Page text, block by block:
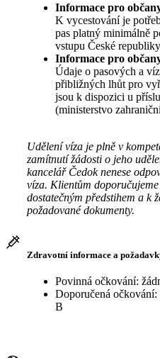
Informace pro
K vycestování je
pas platný minimálně
vstupu České
Informace pro
Údaje o pasových a
přibližných lhůt pro
jsou k dispozici u
(ministerstvo
Udělení víza je plně v
zamítnutí žádosti o jeho
kancelář Čedok nenese
víza. Klientům
dostatečným předstihem a k
požadované dokumenty.
Zdravotní informace a
Povinná očkování:
Doporučená
B